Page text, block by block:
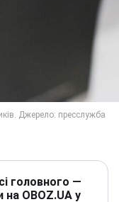
головного —
на OBOZ.UA у